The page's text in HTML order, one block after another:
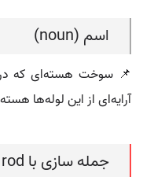
اسم (noun)
📌 سوخت هسته‌ای که در
آرایه‌ای از این لوله‌ها
جمله سازی با fuel rod